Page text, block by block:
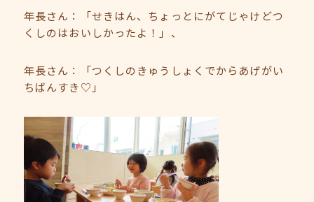
年長さん：「せきはん、ちょっとにがてじゃけどつ
くしのはおいしかったよ！」、
年長さん：「つくしのきゅうしょくでからあげがい
ちばんすき♡」